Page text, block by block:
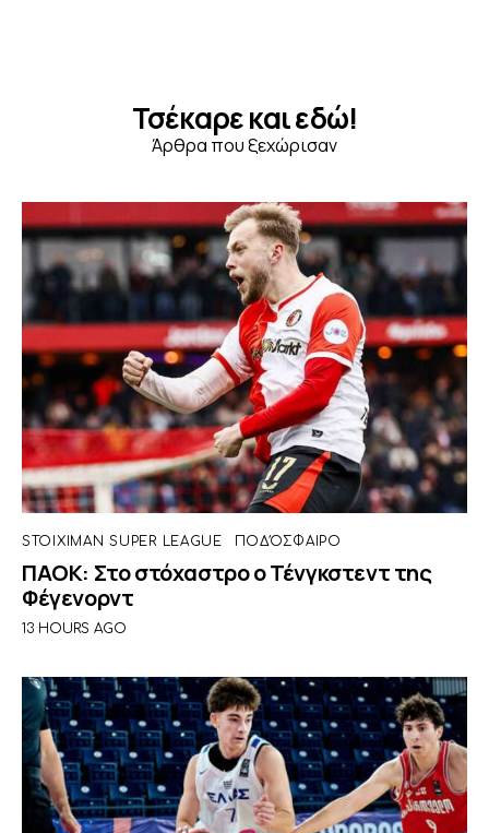
Τσέκαρε και εδώ!
Άρθρα που ξεχώρισαν
STOIXIMAN SUPER LEAGUE ΠΟΔΌΣΦΑΙΡΟ
ΠΑΟΚ: Στο στόχαστρο ο Τένγκστεντ της
Φέγενορντ
13 HOURS AGO